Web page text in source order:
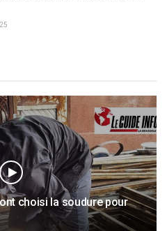
choisi la soudure pour